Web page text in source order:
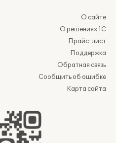
О сайте
О решениях 1С
Прайс-лист
Поддержка
Обратная связь
Сообщить об ошибке
Карта сайта